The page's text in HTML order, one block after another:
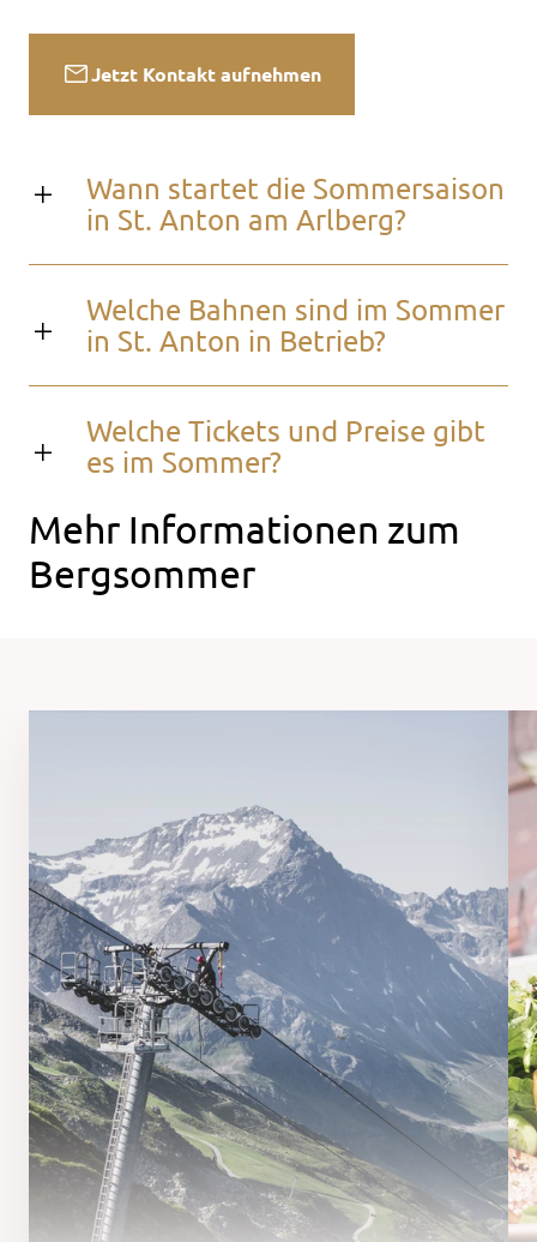
Jetzt Kontakt aufnehmen
Wann startet die Sommersaison
in St. Anton am Arlberg?
Welche Bahnen sind im Sommer
in St. Anton in Betrieb?
Welche Tickets und Preise gibt
es im Sommer?
Mehr Informationen zum
Bergsommer